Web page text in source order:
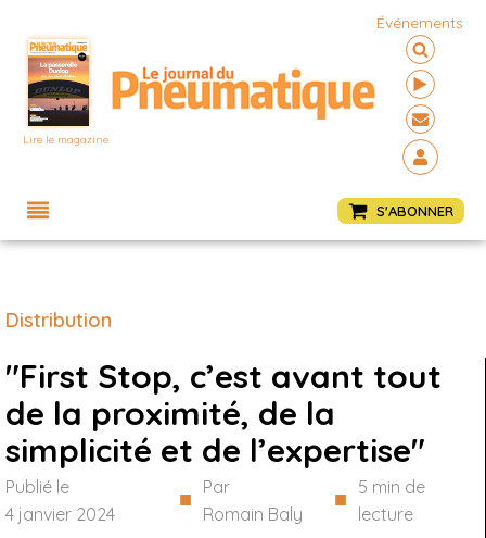
Lire le magazine
Événements
S'ABONNER
Distribution
"First Stop, c’est avant tout
de la proximité, de la
simplicité et de l’expertise"
Publié le
4 janvier 2024
■ Par
Romain Baly
■ 5 min de
lecture